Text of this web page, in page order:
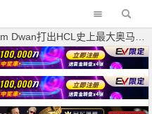
打出HCL史上最大奥马哈底池，却利润微薄？